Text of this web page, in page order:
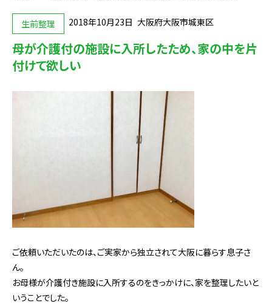
生前整理 2018年10月23日 大阪府大阪市城東区
母が介護付の施設に入所したため、家の中を片
付けて欲しい
ご依頼いただいたのは、ご実家から独立されて大阪に暮らす息子さ
ん。
お母様が介護付き施設に入所するのをきっかけに、家を整理したいと
いうことでした。